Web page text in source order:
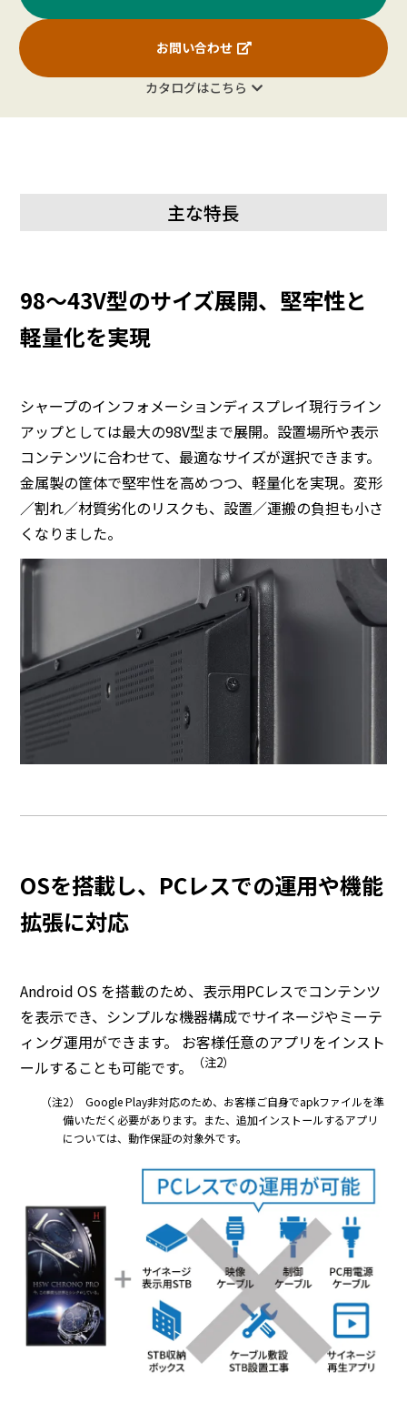
お問い合わせ
カタログはこちら
主な特長
98～43V型のサイズ展開、堅牢性と
軽量化を実現
シャープのインフォメーションディスプレイ現行ライン
アップとしては最大の98V型まで展開。設置場所や表示
コンテンツに合わせて、最適なサイズが選択できます。
金属製の筐体で堅牢性を高めつつ、軽量化を実現。変形
／割れ／材質劣化のリスクも、設置／運搬の負担も小さ
くなりました。
OSを搭載し、PCレスでの運用や機能
拡張に対応
Android OS を搭載のため、表示用PCレスでコンテンツ
を表示でき、シンプルな機器構成でサイネージやミーテ
ィング運用ができます。 お客様任意のアプリをインスト
ールすることも可能です。
（注2）
（注2）
Google Play非対応のため、お客様ご自身でapkファイルを準
備いただく必要があります。また、追加インストールするアプリ
については、動作保証の対象外です。